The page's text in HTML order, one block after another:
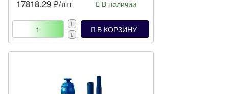
17818.29 ₽/шт В наличии
В КОРЗИНУ